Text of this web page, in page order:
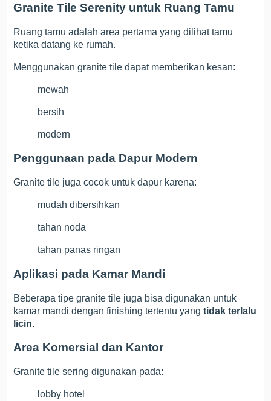
Granite Tile Serenity untuk Ruang Tamu
Ruang tamu adalah area pertama yang dilihat tamu
ketika datang ke rumah.
Menggunakan granite tile dapat memberikan kesan:
mewah
bersih
modern
Penggunaan pada Dapur Modern
Granite tile juga cocok untuk dapur karena:
mudah dibersihkan
tahan noda
tahan panas ringan
Aplikasi pada Kamar Mandi
Beberapa tipe granite tile juga bisa digunakan untuk
kamar mandi dengan finishing tertentu yangtidak terlalu
licin.
Area Komersial dan Kantor
Granite tile sering digunakan pada:
lobby hotel